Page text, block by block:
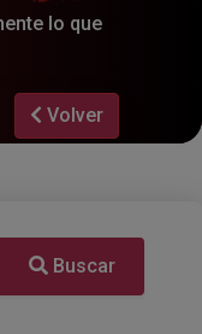
lo que
Volver
Buscar